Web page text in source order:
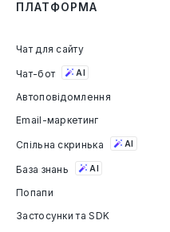
ПЛАТФОРМА
Чат для сайту
Чат-бот AI
Автоповідомлення
Email-маркетинг
Спільна скринька AI
База знань AI
Попапи
Застосунки та SDK